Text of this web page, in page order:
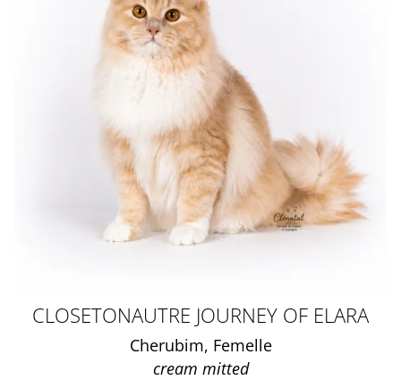
CLOSETONAUTRE JOURNEY OF ELARA
Cherubim, Femelle
cream mitted